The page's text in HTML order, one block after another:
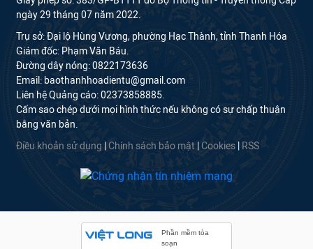
Đường dây nóng: 0822173636
Email: baothanhhoadientu@gmail.com
Liên hệ Quảng cáo: 02373858885.
Cấm sao chép dưới mọi hình thức nếu không có sự chấp thuận
bằng văn bản.
Điều khoản sử dụng| Chính sách bảo mật Cookies
Phần mềm tòa